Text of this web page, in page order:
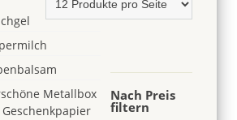
Metallbox
Nach Preis
filtern